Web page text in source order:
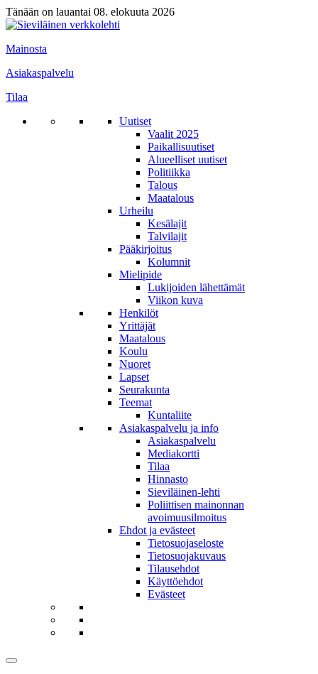
Tänään on lauantai 08. elokuuta 2026
Mainosta
Asiakaspalvelu
Tilaa
Uutiset
Vaalit 2025
Paikallisuutiset
Alueelliset uutiset
Politiikka
Talous
Maatalous
Urheilu
Kesälajit
Talvilajit
Pääkirjoitus
Kolumnit
Mielipide
Lukijoiden lähettämät
Viikon kuva
Henkilöt
Yrittäjät
Maatalous
Koulu
Nuoret
Lapset
Seurakunta
Teemat
Kuntaliite
Asiakaspalvelu ja info
Asiakaspalvelu
Mediakortti
Tilaa
Hinnasto
Sieviläinen-lehti
Poliittisen mainonnan
avoimuusilmoitus
Ehdot ja evästeet
Tietosuojaseloste
Tietosuojakuvaus
Tilausehdot
Käyttöehdot
Evästeet